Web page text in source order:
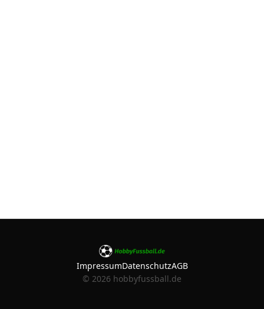
ImpressumDatenschutzAGB
© 2026 hobbyfussball.de